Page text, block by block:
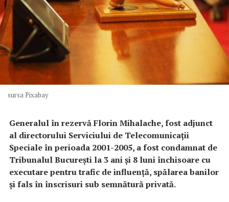
sursa Pixabay
Generalul în rezervă Florin Mihalache, fost adjunct
al directorului Serviciului de Telecomunicaţii
Speciale în perioada 2001-2005, a fost condamnat de
Tribunalul Bucureşti la 3 ani şi 8 luni închisoare cu
executare pentru trafic de influenţă, spălarea banilor
şi fals în înscrisuri sub semnătură privată.